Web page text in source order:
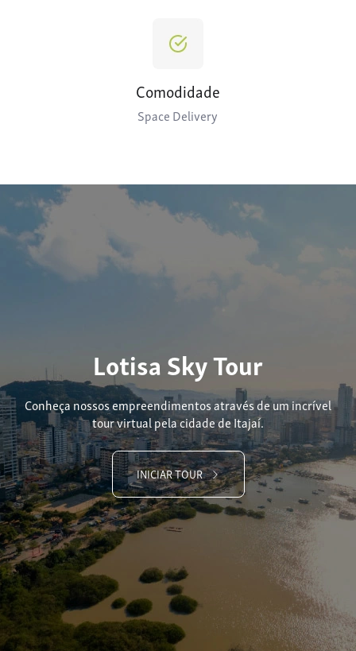
Comodidade
Space Delivery
Lotisa Sky Tour
Conheça nossos empreendimentos através de um incrível
tour virtual pela cidade de Itajaí.
INICIAR TOUR